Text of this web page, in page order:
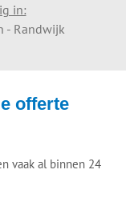
in:
- Randwijk
offerte
vaak al binnen 24